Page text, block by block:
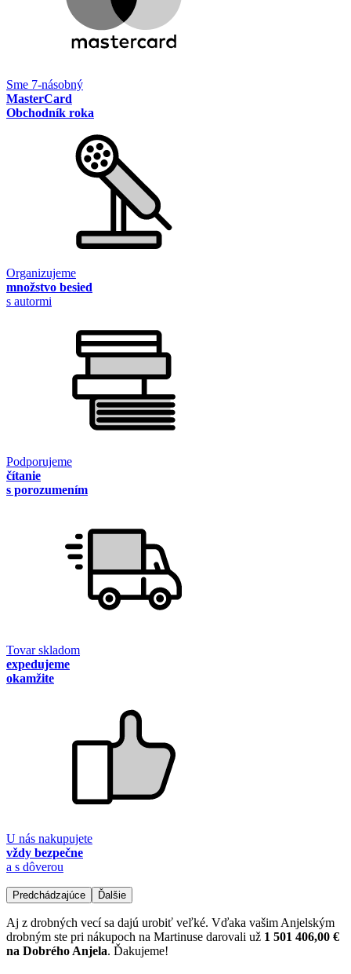
Sme 7-násobný
MasterCard
Obchodník roka
Organizujeme
množstvo besied
s autormi
Podporujeme
čítanie
s porozumením
Tovar skladom
expedujeme
okamžite
U nás nakupujete
vždy bezpečne
a s dôverou
Predchádzajúce Ďalšie
Aj z drobných vecí sa dajú urobiť veľké. Vďaka vašim Anjelským
drobným ste pri nákupoch na Martinuse darovali už 1 501 406,00 €
na Dobrého Anjela. Ďakujeme!